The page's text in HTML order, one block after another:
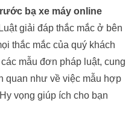
bạ xe máy online
giải đáp thắc mắc ở bên
thắc mắc của quý khách
mẫu đơn pháp luật, cung
quan như về việc mẫu hợp
vọng giúp ích cho bạn